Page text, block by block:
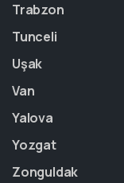
Trabzon
Tunceli
Uşak
Van
Yalova
Yozgat
Zonguldak